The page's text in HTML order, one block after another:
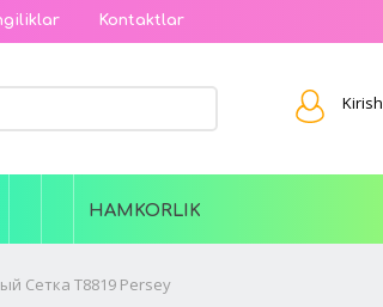
Kontaktlar
Kirish
HAMKORLIK
Сетка T8819 Persey